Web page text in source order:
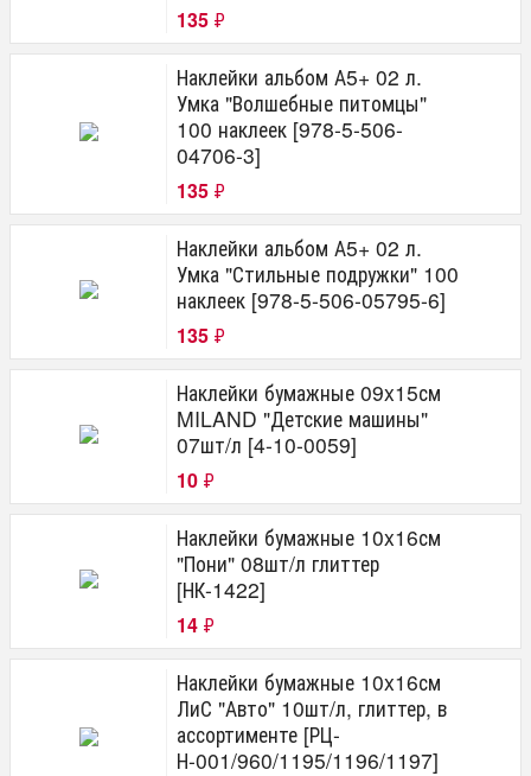
135 ₽
Наклейки альбом А5+ 02 л.
Умка "Волшебные питомцы"
100 наклеек [978-5-506-
04706-3]
135 ₽
Наклейки альбом А5+ 02 л.
Умка "Стильные подружки" 100
наклеек [978-5-506-05795-6]
135 ₽
Наклейки бумажные 09x15см
MILAND "Детские машины"
07шт/л [4-10-0059]
10 ₽
Наклейки бумажные 10x16см
"Пони" 08шт/л глиттер
[НК-1422]
14 ₽
Наклейки бумажные 10x16см
ЛиС "Авто" 10шт/л, глиттер, в
ассортименте [РЦ-
Н-001/960/1195/1196/1197]